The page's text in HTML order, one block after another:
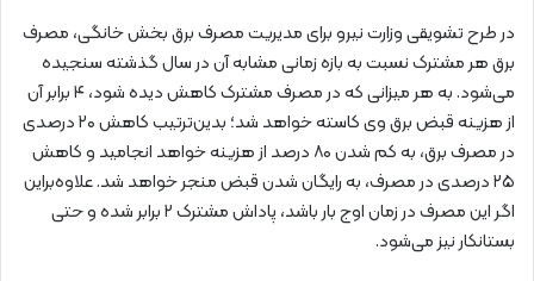
در طرح تشویقی وزارت نیرو برای مدیریت مصرف برق بخش خانگی، مصرف
برق هر مشترک نسبت به بازه زمانی مشابه آن در سال گذشته سنجیده
می‌شود. به هر میزانی که در مصرف مشترک کاهش دیده شود، ۴ برابر آن
از هزینه قبض برق وی کاسته خواهد شد؛ بدین‌ترتیب کاهش ۲۰ درصدی
در مصرف برق، به کم شدن ۸۰ درصد از هزینه خواهد انجامید و کاهش
۲۵ درصدی در مصرف، به رایگان شدن قبض منجر خواهد شد. علاوه‌براین
اگر این مصرف در زمان اوج بار باشد، پاداش مشترک ۲ برابر شده و حتی
بستانکار نیز می‌شود.